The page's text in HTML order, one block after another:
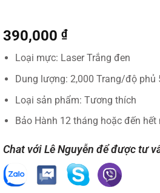
390,000 ₫
Loại mực: Laser Trắng đen
Dung lượng: 2,000 Trang/độ phủ
Loại sản phẩm: Tương thích
Bảo Hành 12 tháng hoặc đến hết
Chat với Lê Nguyễn để được tư